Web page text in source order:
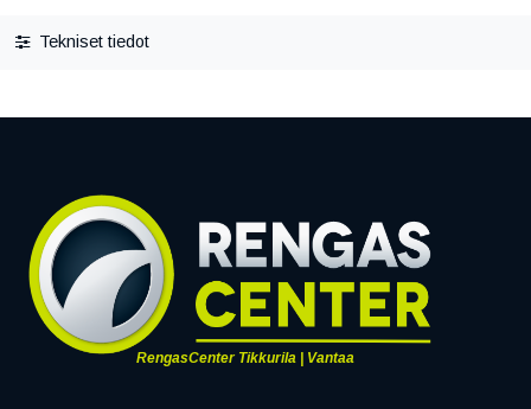
Tekniset tiedot
RengasCenter Tikkurila | Vantaa